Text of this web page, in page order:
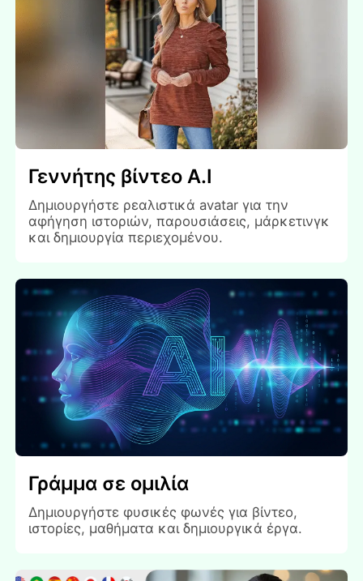
Γεννήτης βίντεο Α.Ι
Δημιουργήστε ρεαλιστικά avatar για την
αφήγηση ιστοριών, παρουσιάσεις, μάρκετινγκ
και δημιουργία περιεχομένου.
Γράμμα σε ομιλία
Δημιουργήστε φυσικές φωνές για βίντεο,
ιστορίες, μαθήματα και δημιουργικά έργα.